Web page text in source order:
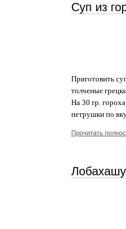
Суп из
Приготовить
толченые
На 30 гр.
петрушки по
Прочитать
Лобахашу